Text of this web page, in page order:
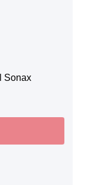
Sonax